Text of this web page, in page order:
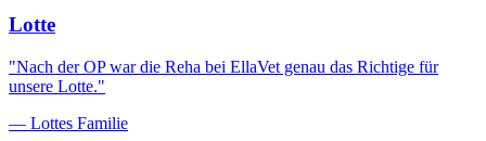
Lotte
"Nach der OP war die Reha bei EllaVet genau das Richtige für
unsere Lotte."
— Lottes Familie